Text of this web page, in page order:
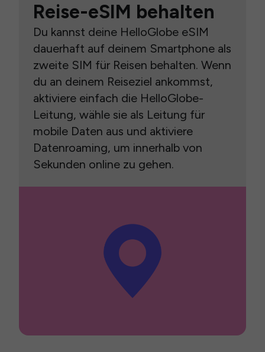
Reise-eSIM behalten
Du kannst deine HelloGlobe eSIM
dauerhaft auf deinem Smartphone als
zweite SIM für Reisen behalten. Wenn
du an deinem Reiseziel ankommst,
aktiviere einfach die HelloGlobe-
Leitung, wähle sie als Leitung für
mobile Daten aus und aktiviere
Datenroaming, um innerhalb von
Sekunden online zu gehen.